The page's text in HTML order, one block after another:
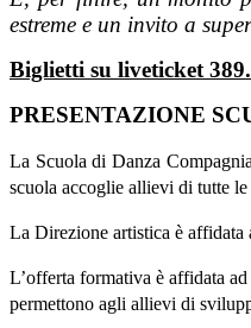
estreme e un invito a
Biglietti su liveticket
PRESENTAZIONE
La Scuola di Danza
scuola accoglie allievi di tutte
La Direzione artistica è affidata
L’offerta formativa è affidata
permettono agli allievi di